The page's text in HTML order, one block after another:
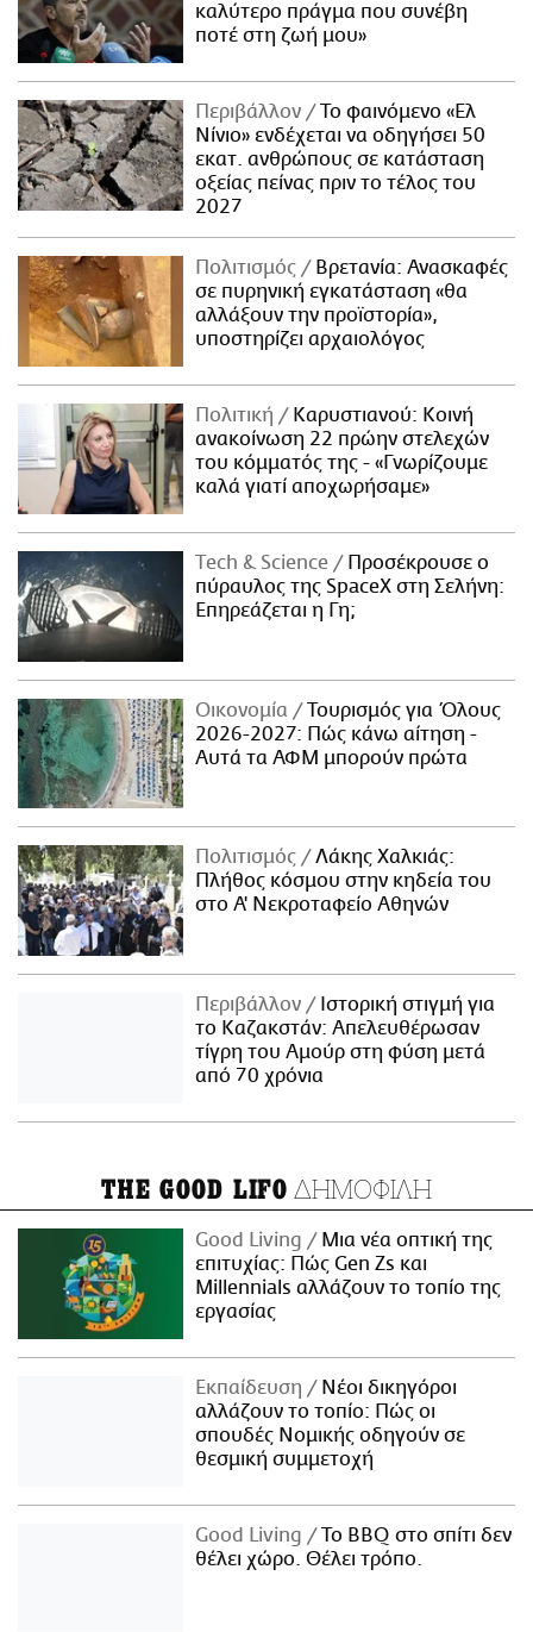
καλύτερο πράγμα που συνέβη
ποτέ στη ζωή μου»
Περιβάλλον
Το φαινόμενο «Ελ
Νίνιο» ενδέχεται να οδηγήσει 50
εκατ. ανθρώπους σε κατάσταση
οξείας πείνας πριν το τέλος του
2027
Πολιτισμός
Βρετανία: Ανασκαφές
σε πυρηνική εγκατάσταση «θα
αλλάξουν την προϊστορία»,
υποστηρίζει αρχαιολόγος
Πολιτική
Καρυστιανού: Κοινή
ανακοίνωση 22 πρώην στελεχών
του κόμματός της - «Γνωρίζουμε
καλά γιατί αποχωρήσαμε»
Τech & Science
Προσέκρουσε ο
πύραυλος της SpaceX στη Σελήνη:
Επηρεάζεται η Γη;
Οικονομία
Τουρισμός για Όλους
2026-2027: Πώς κάνω αίτηση -
Αυτά τα ΑΦΜ μπορούν πρώτα
Πολιτισμός
Λάκης Χαλκιάς:
Πλήθος κόσμου στην κηδεία του
στο Α' Νεκροταφείο Αθηνών
Περιβάλλον
Ιστορική στιγμή για
το Καζακστάν: Απελευθέρωσαν
τίγρη του Αμούρ στη φύση μετά
από 70 χρόνια
THE GOOD LIFO ΔΗΜΟΦΙΛΗ
Good Living
Μια νέα οπτική της
επιτυχίας: Πώς Gen Zs και
Millennials αλλάζουν το τοπίο της
εργασίας
Εκπαίδευση
Νέοι δικηγόροι
αλλάζουν το τοπίο: Πώς οι
σπουδές Νομικής οδηγούν σε
θεσμική συμμετοχή
Good Living
Το BBQ στο σπίτι δεν
θέλει χώρο. Θέλει τρόπο.